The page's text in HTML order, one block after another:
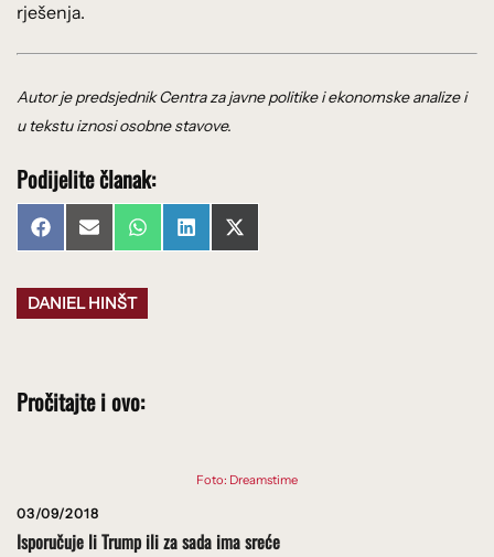
rješenja.
Autor je predsjednikCentra za javne politike i ekonomske analize i
u tekstu iznosi osobne stavove.
Podijelite članak:
Share
on
FacebookShare
on
Email Share
on
WhatsAppShare
on
LinkedInShare
on
X
(Twitter)
DANIEL HINŠT
Pročitajte i ovo:
Foto: Dreamstime
03/09/2018
Isporučuje li Trump ili za sada ima sreće